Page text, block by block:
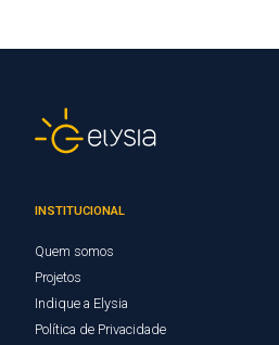
INSTITUCIONAL
Quem somos
Projetos
Indique a Elysia
Política de Privacidade